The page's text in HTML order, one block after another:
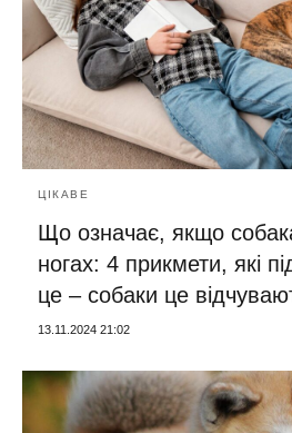
ЦІКАВЕ
Що означає, якщо
ногах: 4 прикмети, які
це – собаки це
13.11.2024 21:02